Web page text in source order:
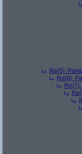
Re(5):
Re(6):